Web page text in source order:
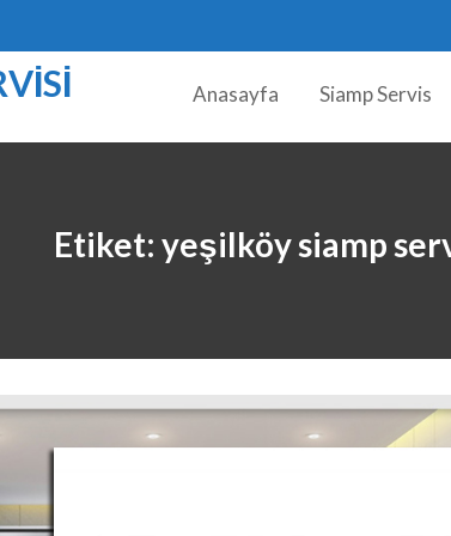
Anasayfa Siamp Servis
Etiket: yeşilköy siamp